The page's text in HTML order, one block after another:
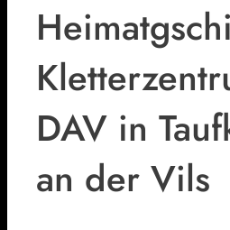
DAV in
an der Vils